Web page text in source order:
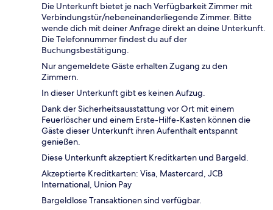
Die Unterkunft bietet je nach Verfügbarkeit Zimmer mit
Verbindungstür/nebeneinanderliegende Zimmer. Bitte
wende dich mit deiner Anfrage direkt an deine Unterkunft.
Die Telefonnummer findest du auf der
Buchungsbestätigung.
Nur angemeldete Gäste erhalten Zugang zu den
Zimmern.
In dieser Unterkunft gibt es keinen Aufzug.
Dank der Sicherheitsausstattung vor Ort mit einem
Feuerlöscher und einem Erste-Hilfe-Kasten können die
Gäste dieser Unterkunft ihren Aufenthalt entspannt
genießen.
Diese Unterkunft akzeptiert Kreditkarten und Bargeld.
Akzeptierte Kreditkarten: Visa, Mastercard, JCB
International, Union Pay
Bargeldlose Transaktionen sind verfügbar.